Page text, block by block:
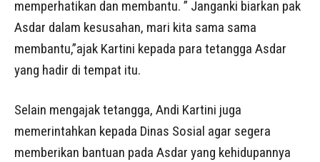
memperhatikan dan membantu. ” Janganki biarkan pak
Asdar dalam kesusahan, mari kita sama sama
membantu,”ajak Kartini kepada para tetangga Asdar
yang hadir di tempat itu.
Selain mengajak tetangga, Andi Kartini juga
memerintahkan kepada Dinas Sosial agar segera
memberikan bantuan pada Asdar yang kehidupannya